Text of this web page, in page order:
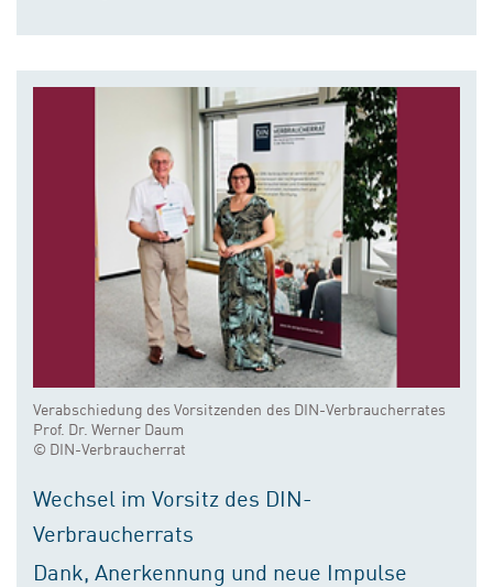
Verabschiedung des Vorsitzenden des DIN-Verbraucherrates
Prof. Dr. Werner Daum
© DIN-Verbraucherrat
Wechsel im Vorsitz des DIN-
Verbraucherrats
Dank, Anerkennung und neue Impulse